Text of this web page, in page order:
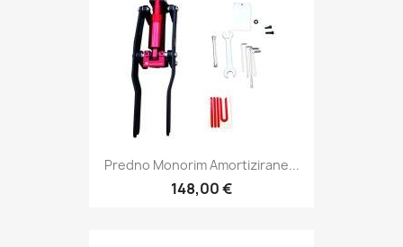
Predno Monorim Amortizirane...
148,00 €